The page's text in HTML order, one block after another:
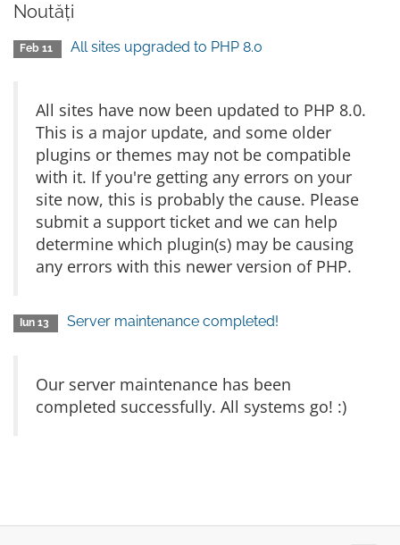
Noutăți
Feb 11 All sites upgraded to PHP 8.0
All sites have now been updated to PHP 8.0.
This is a major update, and some older
plugins or themes may not be compatible
with it. If you're getting any errors on your
site now, this is probably the cause. Please
submit a support ticket and we can help
determine which plugin(s) may be causing
any errors with this newer version of PHP.
Iun 13 Server maintenance completed!
Our server maintenance has been
completed successfully. All systems go! :)